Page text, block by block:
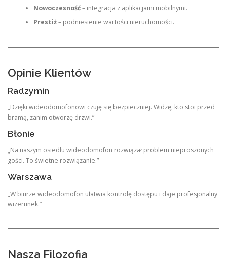
Nowoczesność– integracja z aplikacjami mobilnymi.
Prestiż– podniesienie wartości nieruchomości.
Opinie Klientów
Radzymin
„Dzięki wideodomofonowi czuję się bezpieczniej. Widzę, kto stoi przed
bramą, zanim otworzę drzwi.”
Błonie
„Na naszym osiedlu wideodomofon rozwiązał problem nieproszonych
gości. To świetne rozwiązanie.”
Warszawa
„W biurze wideodomofon ułatwia kontrolę dostępu i daje profesjonalny
wizerunek.”
Nasza Filozofia